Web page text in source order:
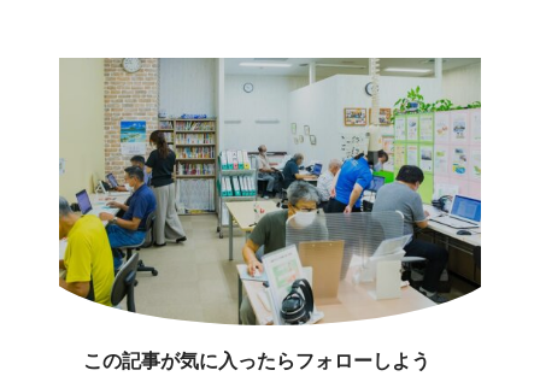
この記事が気に入ったらフォローしよう